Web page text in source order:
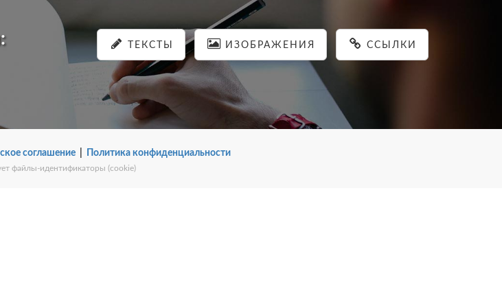
: ТЕКСТЫ ИЗОБРАЖЕНИЯ ССЫЛКИ
соглашение| Политика конфиденциальности
файлы-идентификаторы (cookie)